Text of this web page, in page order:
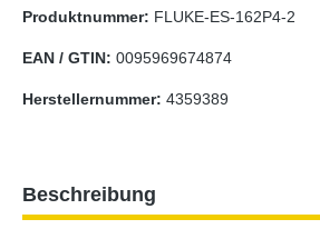
Produktnummer: FLUKE-ES-162P4-2
EAN / GTIN: 0095969674874
Herstellernummer: 4359389
Beschreibung